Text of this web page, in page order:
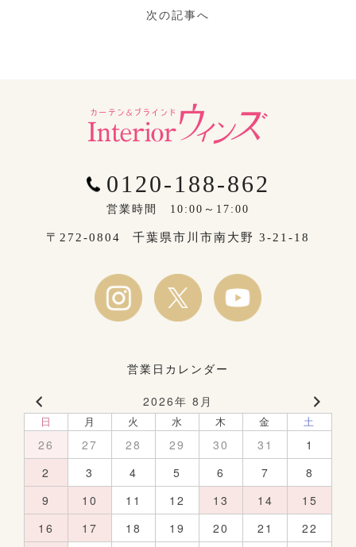
次の記事へ
0120-188-862
営業時間 10:00～17:00
〒272-0804 千葉県市川市南大野 3-21-18
営業日カレンダー
2026年 8月
日 月 火 水 木 金 土
26 27 28 29 30 31
1
2
3 4 5 6 7
8
9
10 11 12 13 14
15
16
17 18 19 20 21
22